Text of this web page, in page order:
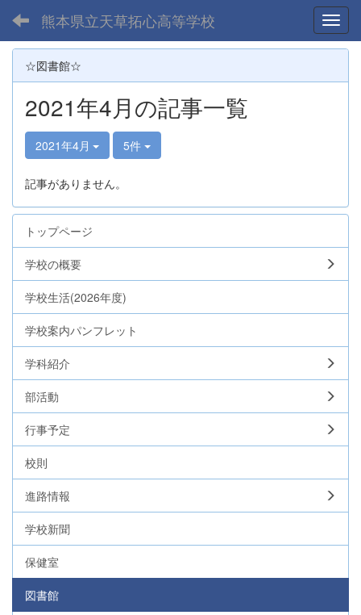
熊本県立天草拓心高等学校
☆図書館☆
2021年4月の記事一覧
2021年4月 5件
記事がありません。
トップページ
学校の概要
学校生活(2026年度)
学校案内パンフレット
学科紹介
部活動
行事予定
校則
進路情報
学校新聞
保健室
図書館